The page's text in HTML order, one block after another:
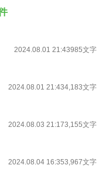
2024.08.01 21:43985文字
2024.08.01 21:434,183文字
2024.08.03 21:173,155文字
2024.08.04 16:353,967文字